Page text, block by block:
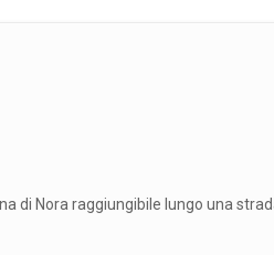
di Nora raggiungibile lungo una